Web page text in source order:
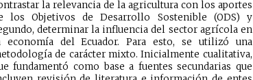
la relevancia de la agricultura con los aportes
los Objetivos de Desarrollo Sostenible (ODS) y
determinar la influencia del sector agrícola en
economía del Ecuador. Para esto, se utilizó una
de carácter mixto. Inicialmente cualitativa,
fundamentó como base a fuentes secundarias que